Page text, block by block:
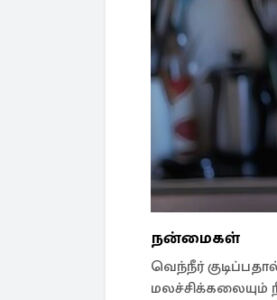
நன்மைகள்
வெந்நீர்
மலச்சிக்கலையும்